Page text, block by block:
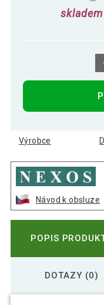
skladem
Výrobce
Návod k obsluze
POPIS
DOTAZY (0)